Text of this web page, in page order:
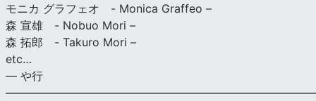
モニカ グラフェオ - Monica Graffeo –
森 宣雄 - Nobuo Mori –
森 拓郎 - Takuro Mori –
etc…
— や行